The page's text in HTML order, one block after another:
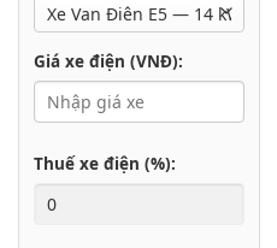
Giá xe điện (VNĐ):
Thuế xe điện (%):